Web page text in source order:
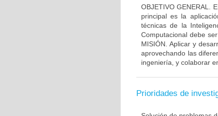
OBJETIVO GENERAL.
principal es la
técnicas de la
Computacional debe
MISIÓN. Aplicar y
aprovechando las
ingeniería, y colaborar
Prioridades de